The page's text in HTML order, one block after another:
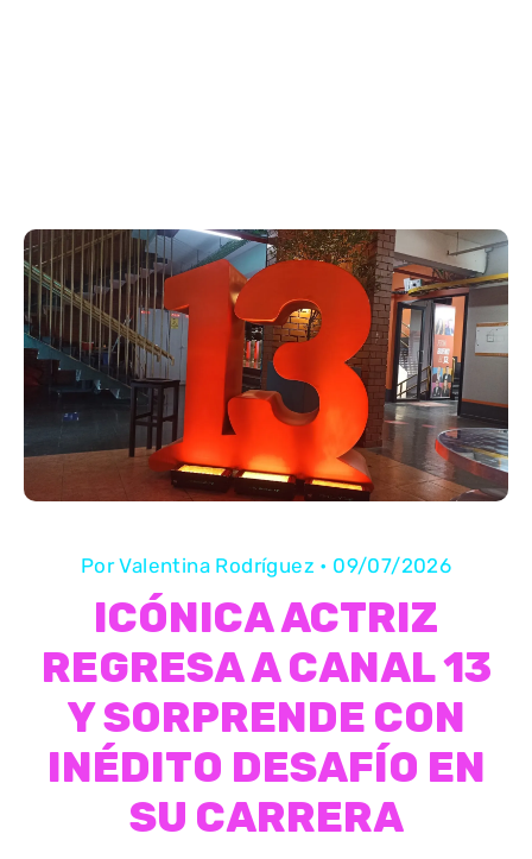
PorValentina Rodríguez • 09/07/2026
ICÓNICA ACTRIZ
REGRESA A CANAL 13
Y SORPRENDE CON
INÉDITO DESAFÍO EN
SU CARRERA